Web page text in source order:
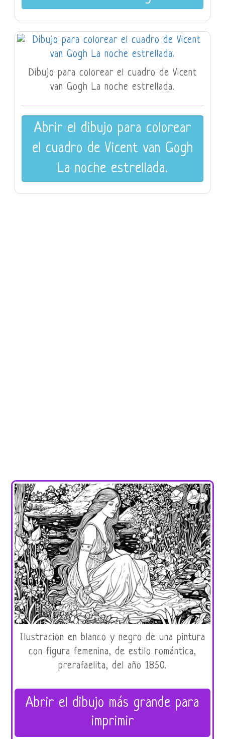
Dibujo para colorear el cuadro de Vicent
van Gogh La noche estrellada.
Abrir el dibujo para colorear
el cuadro de Vicent van Gogh
La noche estrellada.
Ilustracion en blanco y negro de una pintura
con figura femenina, de estilo romántica,
prerafaelita, del año 1850.
Abrir el dibujo más grande para
imprimir